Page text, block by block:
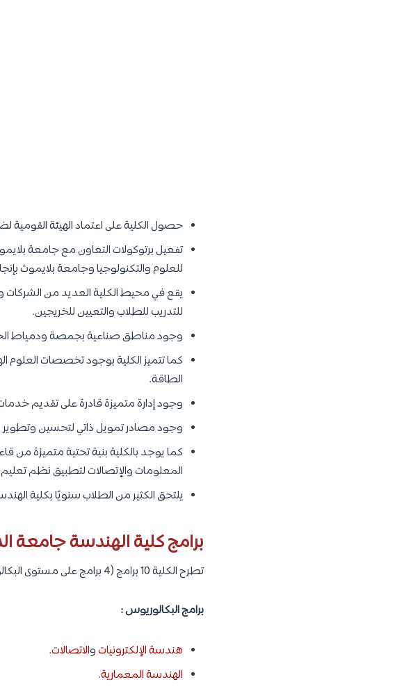
حصول الكلية على اعتماد الهيئة القومية
تفعيل برتوكولات التعاون مع جامعة
للعلوم والتكنولوجيا وجامعة بلايموث
يقع في محيط الكلية العديد من الشركات
للتدريب للطلاب والتعيين للخريجين.
وجود مناطق صناعية بجمصة ودمياط
كما تتميز الكلية بوجود تخصصات العلوم
الطاقة.
وجود إدارة متميزة قادرة على تقديم
وجود مصادر تمويل ذاتي لتحسين وتطوير
كما يوجد بالكلية بنية تحتية متميزة من
المعلومات والإتصالات لتطبيق نظم تعليم
يلتحق الكثير من الطلاب سنويًا بكلية
برامج كلية الهندسة جامعة
تطرح الكلية 10 برامج (4 برامج على مستوى البكالوريوس و 6 برامج على مستوى الدراسات العليا) وهم كما يلي :
برامج البكالوريوس :
هندسة الإلكترونياتوالاتصالات.
الهندسة المعمارية.